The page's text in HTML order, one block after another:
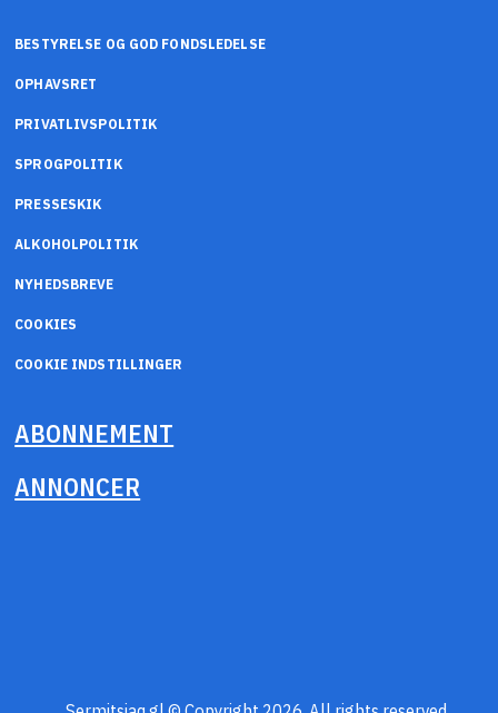
BESTYRELSE OG GOD FONDSLEDELSE
OPHAVSRET
PRIVATLIVSPOLITIK
SPROGPOLITIK
PRESSESKIK
ALKOHOLPOLITIK
NYHEDSBREVE
COOKIES
COOKIE INDSTILLINGER
ABONNEMENT
ANNONCER